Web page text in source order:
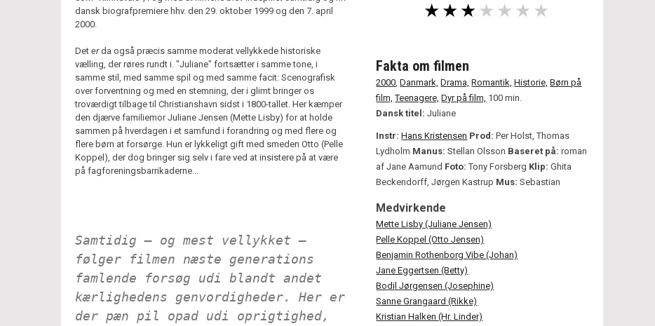
dansk biografpremiere hhv. den 29. oktober 1999 og den 7. april
2000.
Det erda også præcis samme moderat vellykkede historiske
vælling, der røres rundt i. "Juliane" fortsætter i samme tone, i
samme stil, med samme spil og med samme facit: Scenografisk
over forventning og med en stemning, der i glimt bringer os
troværdigt tilbage til Christianshavn sidst i 1800-tallet. Her kæmper
den djærve familiemor Juliane Jensen (Mette Lisby) for at holde
sammen på hverdagen i et samfund i forandring og med flere og
flere børn at forsørge. Hun er lykkeligt gift med smeden Otto (Pelle
Koppel), der dog bringer sig selv i fare ved at insistere på at være
på fagforeningsbarrikaderne...
Samtidig – og mest vellykket –
følger filmen næste generations
famlende forsøg udi blandt andet
kærlighedens genvordigheder. Her er
der pæn pil opad udi oprigtighed,
Fakta om filmen
2000,Danmark, Drama, Romantik, Historie, Børn på
film, Teenagere, Dyr på film, 100 min.
Dansk titel:Juliane
Instr: Hans Kristensen Prod: Per Holst, Thomas
Lydholm Manus: Stellan Olsson Baseret på: roman
af Jane Aamund Foto: Tony Forsberg Klip: Ghita
Beckendorff, Jørgen Kastrup Mus: Sebastian
Medvirkende
Mette Lisby (Juliane Jensen)
Pelle Koppel (Otto Jensen)
Benjamin Rothenborg Vibe (Johan)
Jane Eggertsen (Betty)
Bodil Jørgensen (Josephine)
Sanne Grangaard (Rikke)
Kristian Halken (Hr. Linder)